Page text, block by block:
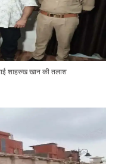
शाहरुख खान की तलाश